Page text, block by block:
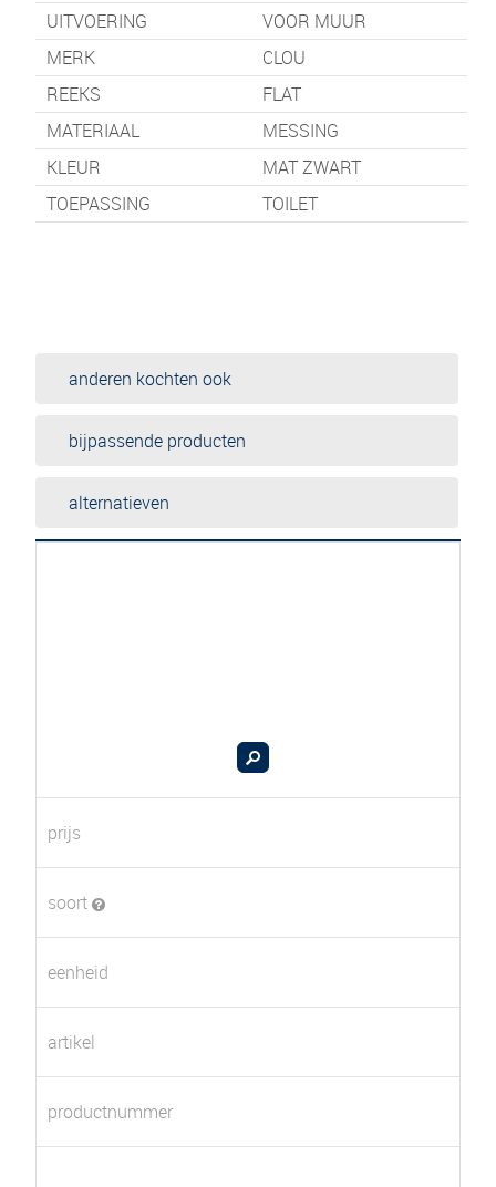
UITVOERING
VOOR MUUR
MERK
CLOU
REEKS
FLAT
MATERIAAL
MESSING
KLEUR
MAT ZWART
TOEPASSING
TOILET
anderen kochten ook
bijpassende producten
alternatieven
prijs
soort
eenheid
artikel
productnummer